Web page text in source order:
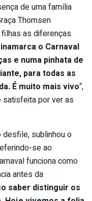
de uma família
Thomsen
as diferenças
o Carnaval
e numa pinhata de
para todas as
É muito mais vivo“,
satisfeita por ver as
desfile, sublinhou o
se ao
funciona como
antes da
saber distinguir os